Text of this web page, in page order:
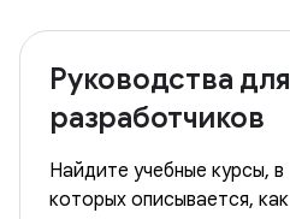
Руководства для
разработчиков
Найдите учебные курсы, в
которых описывается, как